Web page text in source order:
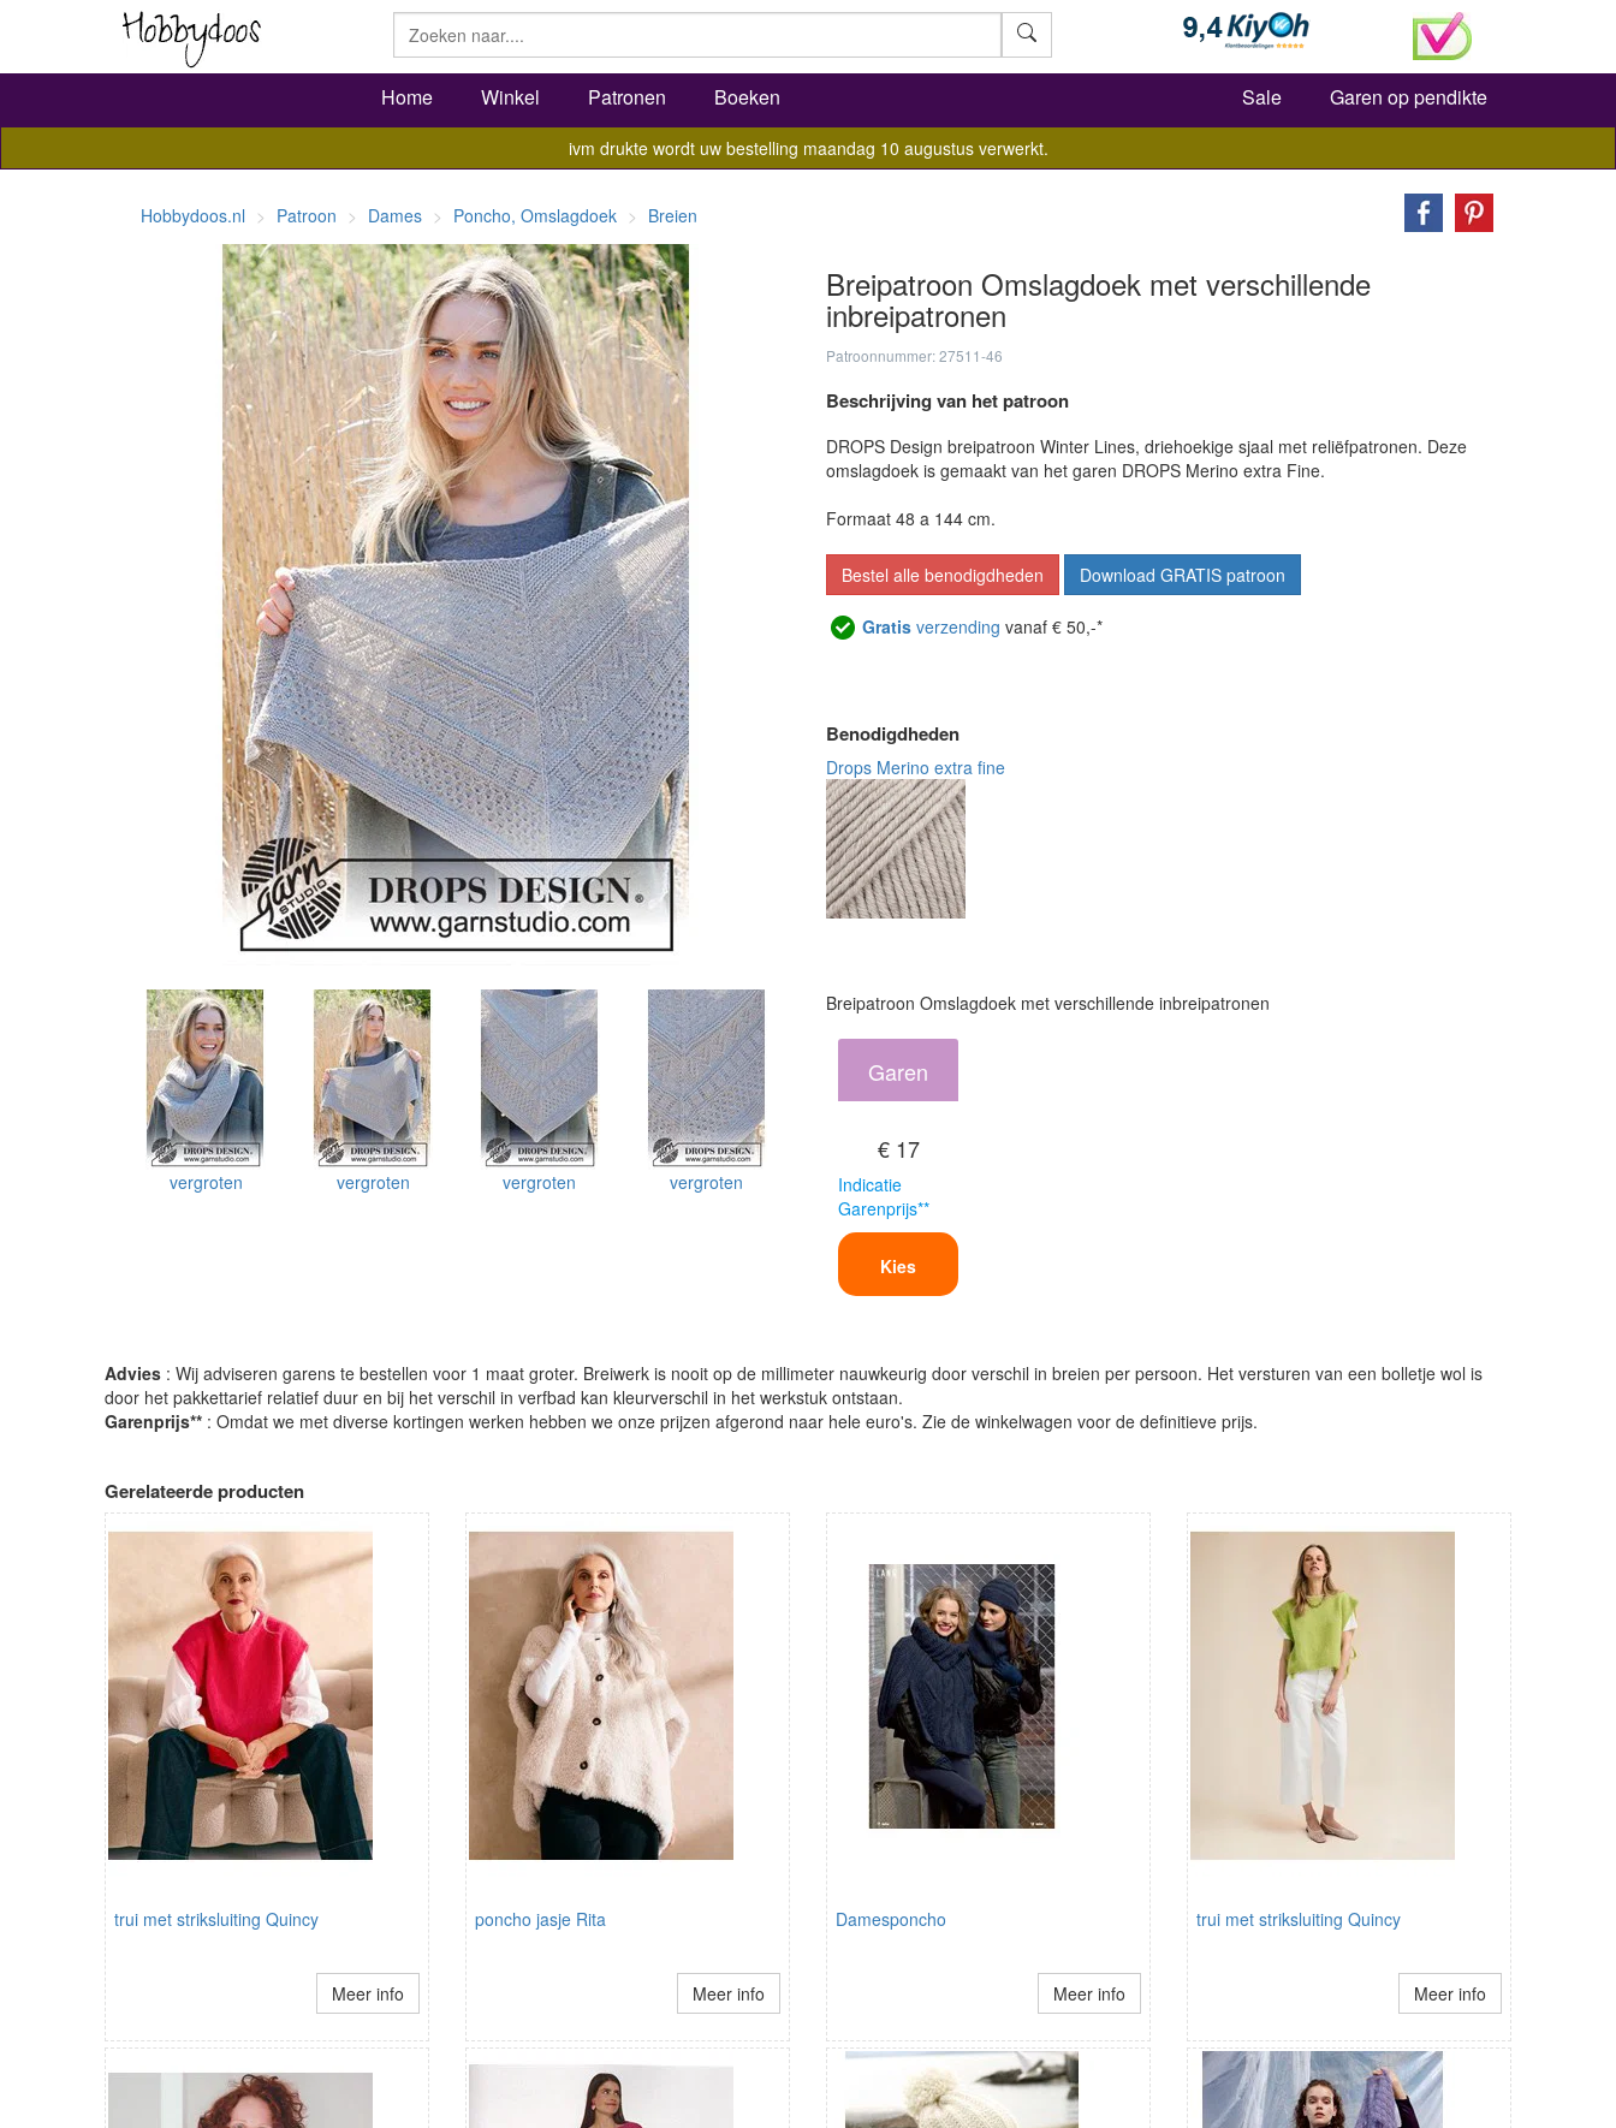
Zoeken
Home Winkel Patronen Boeken Sale Garen op pendikte
ivm drukte wordt uw bestelling maandag 10 augustus verwerkt.
Hobbydoos.nl Patroon Dames Poncho, Omslagdoek Breien
vergroten vergroten vergroten vergroten
Breipatroon Omslagdoek met verschillende
inbreipatronen
Patroonnummer: 27511-46
Beschrijving van het patroon
DROPS Design breipatroon Winter Lines, driehoekige sjaal met reliëfpatronen. Deze
omslagdoek is gemaakt van het garen DROPS Merino extra Fine.
Formaat 48 a 144 cm.
Bestel alle benodigdheden Download GRATIS patroon
Gratis verzending vanaf € 50,-*
Benodigdheden
Drops Merino extra fine
Breipatroon Omslagdoek met verschillende inbreipatronen
Garen
€ 17
Indicatie
Garenprijs**
Kies
Advies : Wij adviseren garens te bestellen voor 1 maat groter. Breiwerk is nooit op de millimeter nauwkeurig door verschil in breien per persoon. Het versturen van een bolletje wol is
door het pakkettarief relatief duur en bij het verschil in verfbad kan kleurverschil in het werkstuk ontstaan.
Garenprijs** : Omdat we met diverse kortingen werken hebben we onze prijzen afgerond naar hele euro's. Zie de winkelwagen voor de definitieve prijs.
Gerelateerde producten
trui met striksluiting Quincy
Meer info
poncho jasje Rita
Meer info
Damesponcho
Meer info
trui met striksluiting Quincy
Meer info